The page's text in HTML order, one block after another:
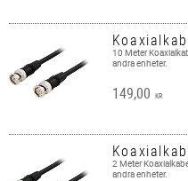
10 Meter
andra enheter.​
149,00 KR
2 Meter
andra enheter.